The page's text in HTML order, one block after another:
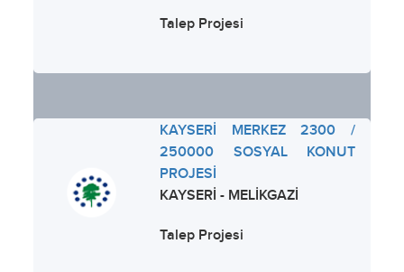
Talep Projesi
KAYSERİ MERKEZ 2300 /
250000 SOSYAL KONUT
PROJESİ
KAYSERİ - MELİKGAZİ
Talep Projesi